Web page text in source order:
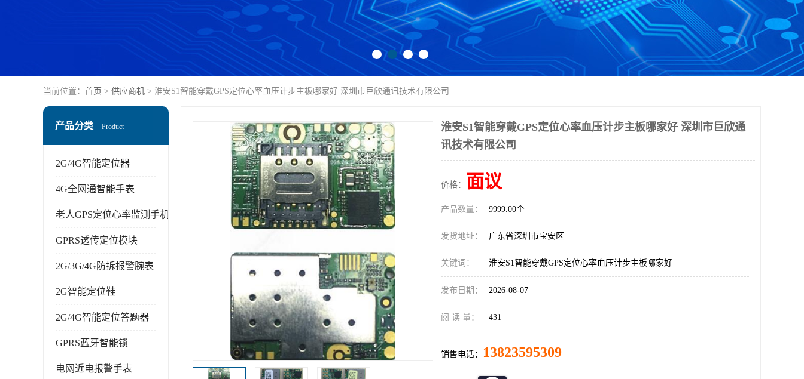
当前位置： 首页 > 供应商机 > 淮安S1智能穿戴GPS定位心率血压计步主板哪家好 深圳市巨欣通讯技术有限公司
产品分类 Product
2G/4G智能定位器
4G全网通智能手表
老人GPS定位心率监测手机
GPRS透传定位模块
2G/3G/4G防拆报警腕表
2G智能定位鞋
2G/4G智能定位答题器
GPRS蓝牙智能锁
电网近电报警手表
淮安S1智能穿戴GPS定位心率血压计步主板哪家好 深圳市巨欣通
讯技术有限公司
价格： 面议
产品数量： 9999.00个
发货地址： 广东省深圳市宝安区
关键词： 淮安S1智能穿戴GPS定位心率血压计步主板哪家好
发布日期： 2026-08-07
阅 读 量： 431
销售电话： 13823595309